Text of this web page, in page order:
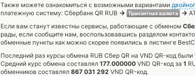
Также можете ознакомиться с возможными вариантами
платежную систему: Сбербанк QR RUB → Транзитная валюта →
Если вам станут известны сервисы, работающие с обменом
рады, если сообщите нам, воспользовавшись разделом
обменные пункты как можно скорее появились в листинге
Последний раз курсы обмена RUB Сбер QR на VND QR-код были
Средний курс обмена составлял 177.000000 VND QR-код за 1
обменников составлял 867 031 292 VND QR-код.